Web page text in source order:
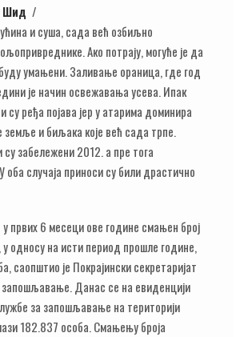
Шид
и суша, сада већ озбиљно
Ако потрају, могуће је да
умањени. Заливање ораница, где год
је начин освежавања усева. Ипак
су ређа појава јер у атарима доминира
земље и биљака које већ сада трпе.
су забележени 2012. а пре тога
оба случаја приноси су били драстично
у првих 6 месеци ове године смањен број
у односу на исти период прошле године,
саопштио је Покрајински секретаријат
запошљавање. Данас се на евиденцији
за запошљавање на територији
182.837 особа. Смањењу броја